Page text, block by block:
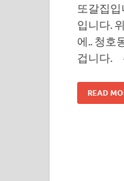
또갈집입
입니다.
에.. 청호
겁니다.
READ